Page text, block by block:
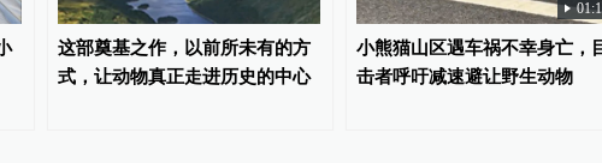
这部奠基之作，以前所未有的方
式，让动物真正走进历史的中心
小熊猫山区遇车祸不幸身亡，
击者呼吁减速避让野生动物